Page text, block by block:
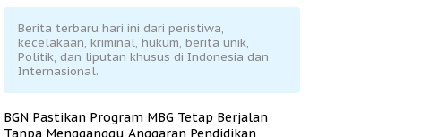
Berita terbaru hari ini dari peristiwa,
kecelakaan, kriminal, hukum, berita unik,
Politik, dan liputan khusus di Indonesia dan
Internasional.
BGN Pastikan Program MBG Tetap Berjalan
Tanpa Mengganggu Anggaran Pendidikan